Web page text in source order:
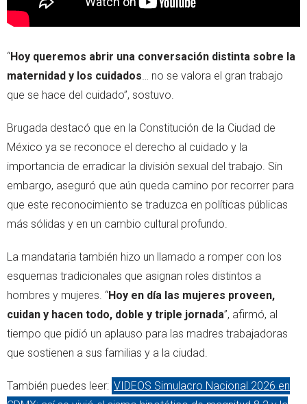
“Hoy queremos abrir una conversación distinta sobre la
maternidad y los cuidados… no se valora el gran trabajo
que se hace del cuidado”, sostuvo.
Brugada destacó que en la Constitución de la Ciudad de
México ya se reconoce el derecho al cuidado y la
importancia de erradicar la división sexual del trabajo. Sin
embargo, aseguró que aún queda camino por recorrer para
que este reconocimiento se traduzca en políticas públicas
más sólidas y en un cambio cultural profundo.
La mandataria también hizo un llamado a romper con los
esquemas tradicionales que asignan roles distintos a
hombres y mujeres. “Hoy en día las mujeres proveen,
cuidan y hacen todo, doble y triple jornada”, afirmó, al
tiempo que pidió un aplauso para las madres trabajadoras
que sostienen a sus familias y a la ciudad.
También puedes leer: VIDEOS Simulacro Nacional 2026 en